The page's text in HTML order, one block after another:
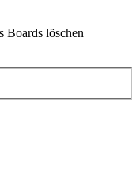
Boards löschen